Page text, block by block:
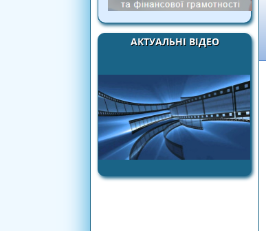
АКТУАЛЬНІ ВІДЕО